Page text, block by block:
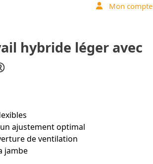
Mon compte
hybride léger avec
ajustement optimal
de ventilation
jambe